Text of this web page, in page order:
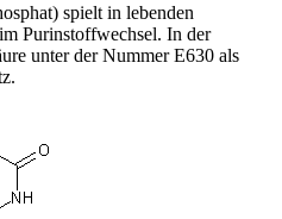
spielt in lebenden
Purinstoffwechsel. In der
unter der Nummer E630 als